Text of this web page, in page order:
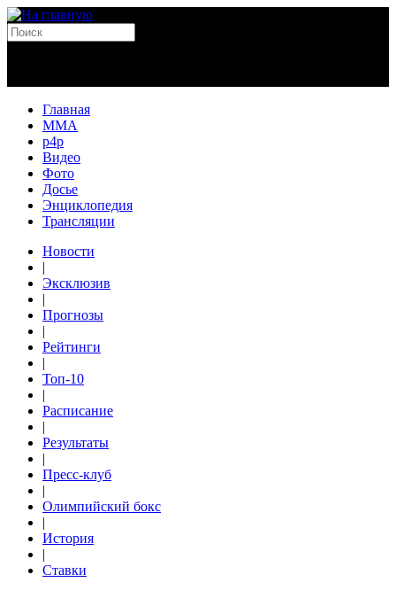
Главная
MMA
p4p
Видео
Фото
Досье
Энциклопедия
Трансляции
Новости
|
Эксклюзив
|
Прогнозы
|
Рейтинги
|
Топ-10
|
Расписание
|
Результаты
|
Пресс-клуб
|
Олимпийский бокс
|
История
|
Ставки